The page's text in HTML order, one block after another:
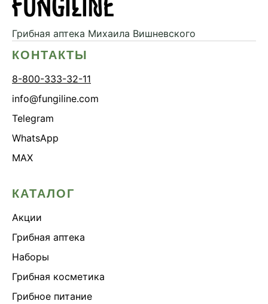
Грибная аптека Михаила Вишневского
КОНТАКТЫ
8-800-333-32-11
info@fungiline.com
Telegram
WhatsApp
MAX
КАТАЛОГ
Акции
Грибная аптека
Наборы
Грибная косметика
Грибное питание